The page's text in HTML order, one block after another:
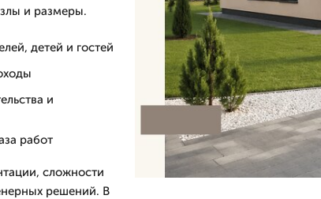
и размеры.
детей и гостей
и
работ
сложности
решений. В